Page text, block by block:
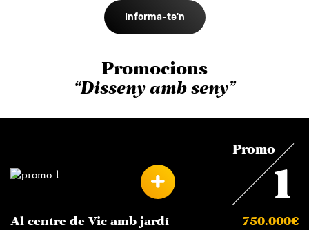
Informa-te'n
Promocions
“Disseny amb seny”
Promo
1
Al centre de Vic amb jardí 750.000€